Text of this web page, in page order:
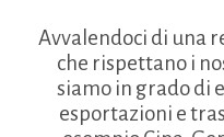
Avvalendoci di una
che rispettano i
siamo in grado di
esportazioni e